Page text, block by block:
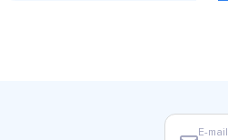
E-mail